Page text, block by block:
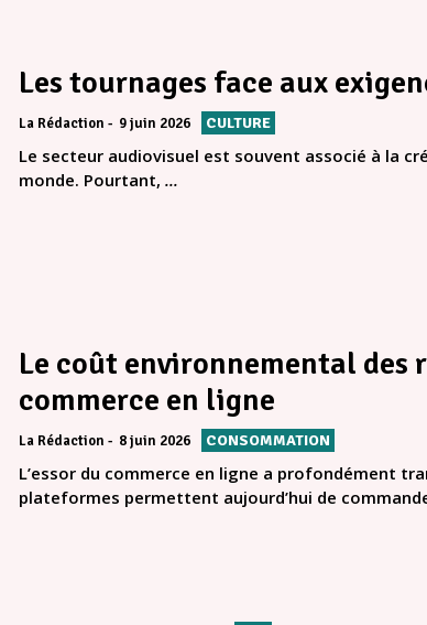
Les tournages face aux
La Rédaction 9 juin 2026 CULTURE
Le secteur audiovisuel est souvent associé à la
monde. Pourtant, ...
Le coût environnemental des
commerce en ligne
La Rédaction 8 juin 2026 CONSOMMATION
L’essor du commerce en ligne a profondément
plateformes permettent aujourd’hui de